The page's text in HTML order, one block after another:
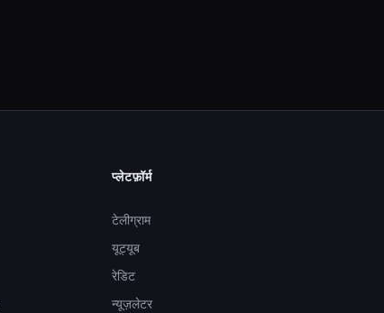
प्लेटफ़ॉर्म
टेलीग्राम
यूट्यूब
रेडिट
न्यूज़लेटर